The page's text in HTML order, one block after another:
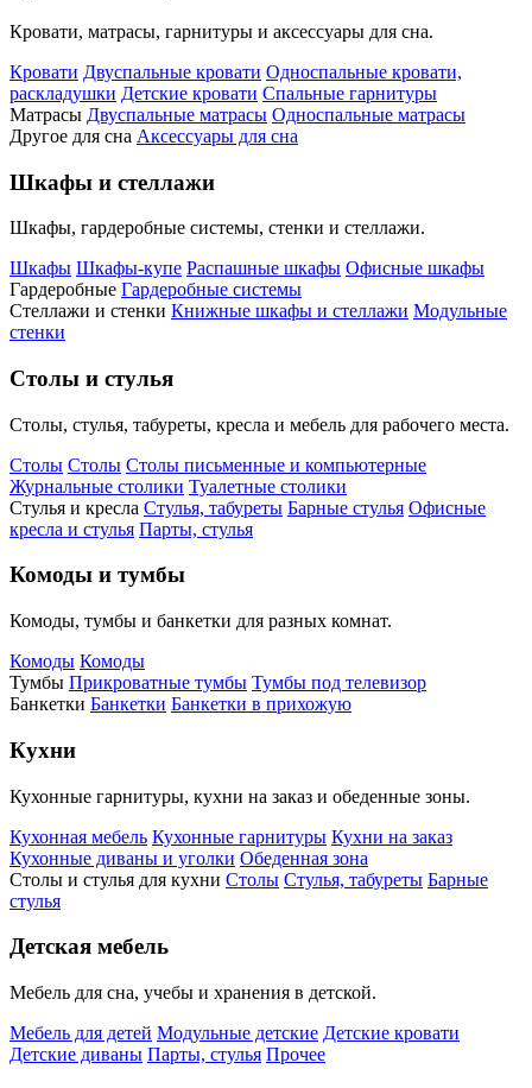
Кровати, матрасы, гарнитуры и аксессуары для сна.
Кровати Двуспальные кровати Односпальные кровати,
раскладушки Детские кровати Спальные гарнитуры
Матрасы Двуспальные матрасы Односпальные матрасы
Другое для сна Аксессуары для сна
Шкафы и стеллажи
Шкафы, гардеробные системы, стенки и стеллажи.
Шкафы Шкафы-купе Распашные шкафы Офисные шкафы
Гардеробные Гардеробные системы
Стеллажи и стенки Книжные шкафы и стеллажи Модульные
стенки
Столы и стулья
Столы, стулья, табуреты, кресла и мебель для рабочего места.
Столы Столы Столы письменные и компьютерные
Журнальные столики Туалетные столики
Стулья и кресла Стулья, табуреты Барные стулья Офисные
кресла и стулья Парты, стулья
Комоды и тумбы
Комоды, тумбы и банкетки для разных комнат.
Комоды Комоды
Тумбы Прикроватные тумбы Тумбы под телевизор
Банкетки Банкетки Банкетки в прихожую
Кухни
Кухонные гарнитуры, кухни на заказ и обеденные зоны.
Кухонная мебель Кухонные гарнитуры Кухни на заказ
Кухонные диваны и уголки Обеденная зона
Столы и стулья для кухни Столы Стулья, табуреты Барные
стулья
Детская мебель
Мебель для сна, учебы и хранения в детской.
Мебель для детей Модульные детские Детские кровати
Детские диваны Парты, стулья Прочее